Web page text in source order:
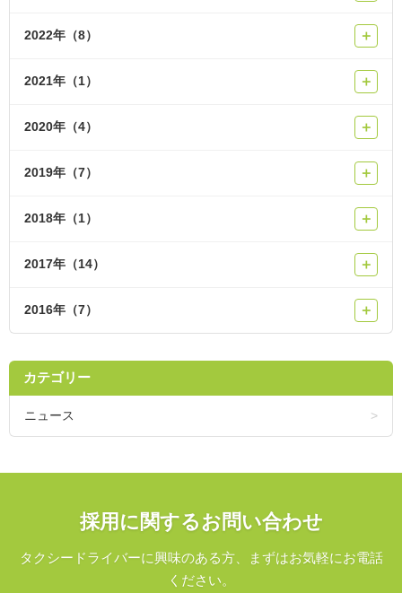
2022年（8） ＋
2021年（1） ＋
2020年（4） ＋
2019年（7） ＋
2018年（1） ＋
2017年（14） ＋
2016年（7） ＋
カテゴリー
ニュース
採用に関するお問い合わせ
タクシードライバーに興味のある方、まずはお気軽にお電話
ください。